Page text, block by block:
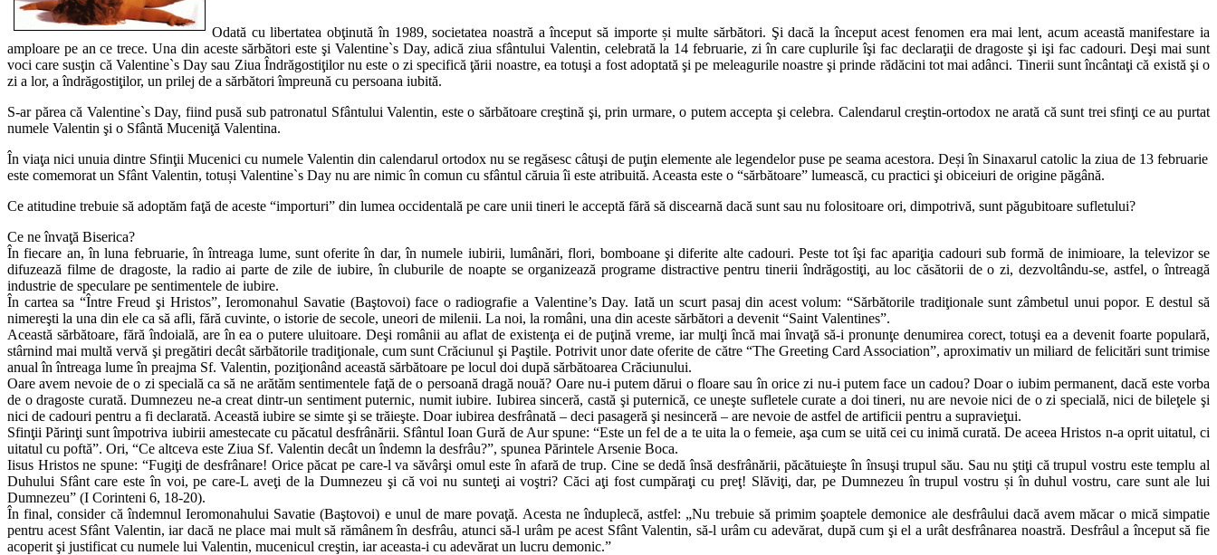
Odată cu libertatea obţinută în 1989, societatea noastră a început să importe și multe sărbători. Şi dacă la început acest fenomen era mai lent, acum această manifestare ia
amploare pe an ce trece. Una din aceste sărbători este şi Valentine`s Day, adică ziua sfântului Valentin, celebrată la 14 februarie, zi în care cuplurile îşi fac declaraţii de dragoste şi işi fac cadouri. Deşi mai sunt
voci care susţin că Valentine`s Day sau Ziua Îndrăgostiţilor nu este o zi specifică ţării noastre, ea totuşi a fost adoptată şi pe meleagurile noastre şi prinde rădăcini tot mai adânci. Tinerii sunt încântaţi că există şi o
zi a lor, a îndrăgostiţilor, un prilej de a sărbători împreună cu persoana iubită.
S-ar părea că Valentine`s Day, fiind pusă sub patronatul Sfântului Valentin, este o sărbătoare creştină şi, prin urmare, o putem accepta şi celebra. Calendarul creştin-ortodox ne arată că sunt trei sfinţi ce au purtat
numele Valentin şi o Sfântă Muceniţă Valentina.
În viaţa nici unuia dintre Sfinţii Mucenici cu numele Valentin din calendarul ortodox nu se regăsesc câtuşi de puţin elemente ale legendelor puse pe seama acestora. Deși în Sinaxarul catolic la ziua de 13 februarie
este comemorat un Sfânt Valentin, totuși Valentine`s Day nu are nimic în comun cu sfântul căruia îi este atribuită. Aceasta este o “sărbătoare” lumească, cu practici şi obiceiuri de origine păgână.
Ce atitudine trebuie să adoptăm faţă de aceste “importuri” din lumea occidentală pe care unii tineri le acceptă fără să discearnă dacă sunt sau nu folositoare ori, dimpotrivă, sunt păgubitoare sufletului?
Ce ne învaţă Biserica?
În fiecare an, în luna februarie, în întreaga lume, sunt oferite în dar, în numele iubirii, lumânări, flori, bomboane şi diferite alte cadouri. Peste tot îşi fac apariţia cadouri sub formă de inimioare, la televizor se
difuzează filme de dragoste, la radio ai parte de zile de iubire, în cluburile de noapte se organizează programe distractive pentru tinerii îndrăgostiţi, au loc căsătorii de o zi, dezvoltându-se, astfel, o întreagă
industrie de speculare pe sentimentele de iubire.
În cartea sa “Între Freud şi Hristos”, Ieromonahul Savatie (Baştovoi) face o radiografie a Valentine’s Day. Iată un scurt pasaj din acest volum: “Sărbătorile tradiţionale sunt zâmbetul unui popor. E destul să
nimereşti la una din ele ca să afli, fără cuvinte, o istorie de secole, uneori de milenii. La noi, la români, una din aceste sărbători a devenit “Saint Valentines”.
Această sărbătoare, fără îndoială, are în ea o putere uluitoare. Deşi românii au aflat de existenţa ei de puţină vreme, iar mulţi încă mai învaţă să-i pronunţe denumirea corect, totuşi ea a devenit foarte populară,
stârnind mai multă vervă şi pregătiri decât sărbătorile tradiţionale, cum sunt Crăciunul şi Paştile. Potrivit unor date oferite de către “The Greeting Card Association”, aproximativ un miliard de felicitări sunt trimise
anual în întreaga lume în preajma Sf. Valentin, poziţionând această sărbătoare pe locul doi după sărbătoarea Crăciunului.
Oare avem nevoie de o zi specială ca să ne arătăm sentimentele faţă de o persoană dragă nouă? Oare nu-i putem dărui o floare sau în orice zi nu-i putem face un cadou? Doar o iubim permanent, dacă este vorba
de o dragoste curată. Dumnezeu ne-a creat dintr-un sentiment puternic, numit iubire. Iubirea sinceră, castă şi puternică, ce uneşte sufletele curate a doi tineri, nu are nevoie nici de o zi specială, nici de bileţele şi
nici de cadouri pentru a fi declarată. Această iubire se simte şi se trăieşte. Doar iubirea desfrânată – deci pasageră şi nesinceră – are nevoie de astfel de artificii pentru a supravieţui.
Sfinţii Părinţi sunt împotriva iubirii amestecate cu păcatul desfrânării. Sfântul Ioan Gură de Aur spune: “Este un fel de a te uita la o femeie, aşa cum se uită cei cu inimă curată. De aceea Hristos n-a oprit uitatul, ci
uitatul cu poftă”. Ori, “Ce altceva este Ziua Sf. Valentin decât un îndemn la desfrâu?”, spunea Părintele Arsenie Boca.
Iisus Hristos ne spune: “Fugiţi de desfrânare! Orice păcat pe care-l va săvârşi omul este în afară de trup. Cine se dedă însă desfrânării, păcătuieşte în însuşi trupul său. Sau nu ştiţi că trupul vostru este templu al
Duhului Sfânt care este în voi, pe care-L aveţi de la Dumnezeu şi că voi nu sunteţi ai voştri? Căci aţi fost cumpăraţi cu preţ! Slăviţi, dar, pe Dumnezeu în trupul vostru și în duhul vostru, care sunt ale lui
Dumnezeu” (I Corinteni 6, 18-20).
În final, consider că îndemnul Ieromonahului Savatie (Baştovoi) e unul de mare povaţă. Acesta ne înduplecă, astfel: „Nu trebuie să primim şoaptele demonice ale desfrâului dacă avem măcar o mică simpatie
pentru acest Sfânt Valentin, iar dacă ne place mai mult să rămânem în desfrâu, atunci să-l urâm pe acest Sfânt Valentin, să-l urâm cu adevărat, după cum şi el a urât desfrânarea noastră. Desfrâul a început să fie
acoperit şi justificat cu numele lui Valentin, mucenicul creştin, iar aceasta-i cu adevărat un lucru demonic.”